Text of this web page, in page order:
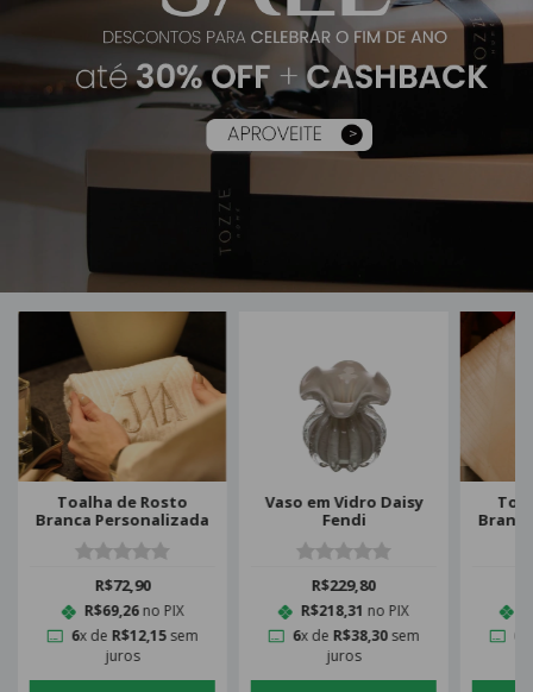
Toalha de Rosto
Branca Personalizada
R$72,90
R$69,26no PIX
6x de R$12,15sem
juros
Vaso em Vidro Daisy
Fendi
R$229,80
R$218,31 no PIX
6x de R$38,30sem
juros
6